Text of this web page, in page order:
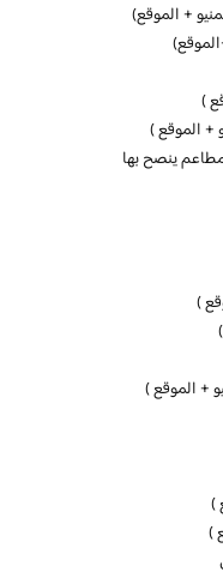
+ الموقع)
)
+ الموقع )
)
+ الموقع )
)
)